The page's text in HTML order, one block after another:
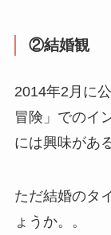
②結婚観
2014年2月に
冒険」でのイ
には興味があ
ただ結婚のタ
ょうか。。